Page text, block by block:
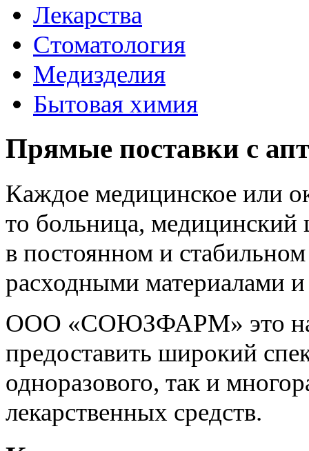
Лекарства
Стоматология
Медизделия
Бытовая химия
Прямые поставки с
Каждое медицинское или
то больница,
в постоянном и
расходными материалами
ООО «СОЮЗФАРМ» это
предоставить широкий
одноразового, так и
лекарственных средств.